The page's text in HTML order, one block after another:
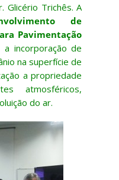
Glicério Trichês. A
de
Pavimentação
a incorporação de
na superfície de
a propriedade
atmosféricos,
do ar.